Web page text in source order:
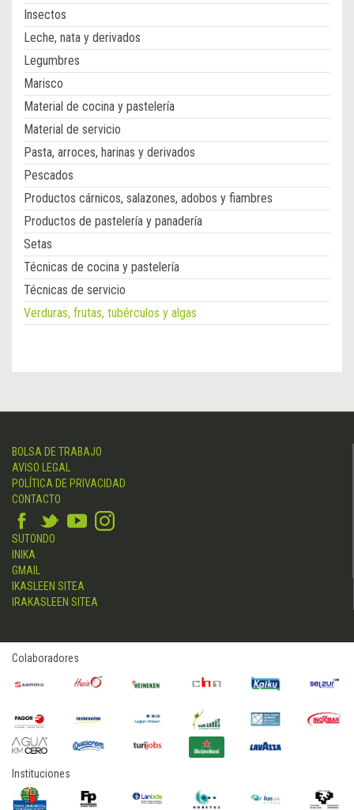
Insectos
Leche, nata y derivados
Legumbres
Marisco
Material de cocina y pastelería
Material de servicio
Pasta, arroces, harinas y derivados
Pescados
Productos cárnicos, salazones, adobos y fiambres
Productos de pastelería y panadería
Setas
Técnicas de cocina y pastelería
Técnicas de servicio
Verduras, frutas, tubérculos y algas
BOLSA DE TRABAJO
AVISO LEGAL
POLÍTICA DE PRIVACIDAD
CONTACTO
SUTONDO
INIKA
GMAIL
IKASLEEN SITEA
IRAKASLEEN SITEA
Colaboradores
Instituciones